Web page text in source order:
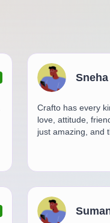
Crafto has every
love, attitude,
just amazing, and